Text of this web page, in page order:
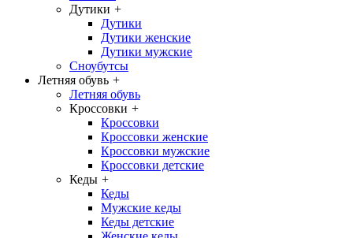
Дутики +
Дутики
Дутики женские
Дутики мужские
Сноубутсы
Летняя обувь +
Летняя обувь
Кроссовки +
Кроссовки
Кроссовки женские
Кроссовки мужские
Кроссовки детские
Кеды +
Кеды
Мужские кеды
Кеды детские